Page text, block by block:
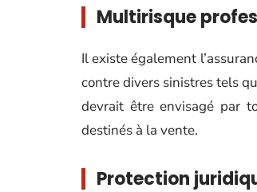
Multirisque
Il existe également
contre divers sinistres tels
devrait être envisagé par
destinés à la vente.
Protection